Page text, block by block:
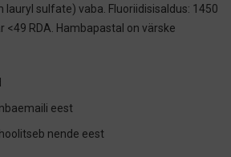
lauryl sulfate) vaba. Fluoriidisisaldus: 1450
<49 RDA. Hambapastal on värske
eest
nende eest